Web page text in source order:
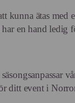
kunna ätas med
en hand ledig
ditt event i